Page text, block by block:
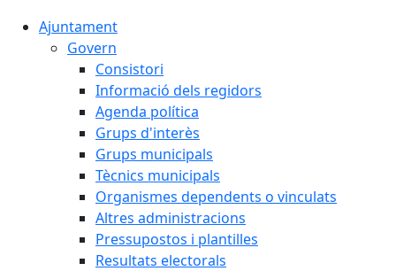
Ajuntament
Govern
Consistori
Informació dels regidors
Agenda política
Grups d'interès
Grups municipals
Tècnics municipals
Organismes dependents o vinculats
Altres administracions
Pressupostos i plantilles
Resultats electorals